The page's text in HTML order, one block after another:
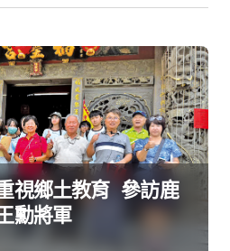
土教育 參訪鹿
勳將軍